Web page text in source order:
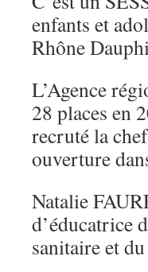
enfants et
Rhône
L’Agence
28 places en
recruté la
ouverture
Natalie
d’éducatrice
sanitaire et